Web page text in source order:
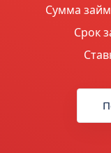
Сумма
Срок